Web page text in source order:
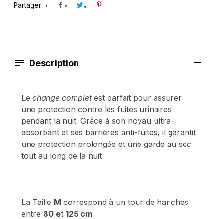
Partager
Description
Le change completest parfait pour assurer
une protection contre les fuites urinaires
pendant la nuit. Grâce à son noyau ultra-
absorbant et ses barrières anti-fuites, il garantit
une protection prolongée et une garde au sec
tout au long de la nuit
La Taille M correspond à un tour de hanches
entre 80 et 125 cm.